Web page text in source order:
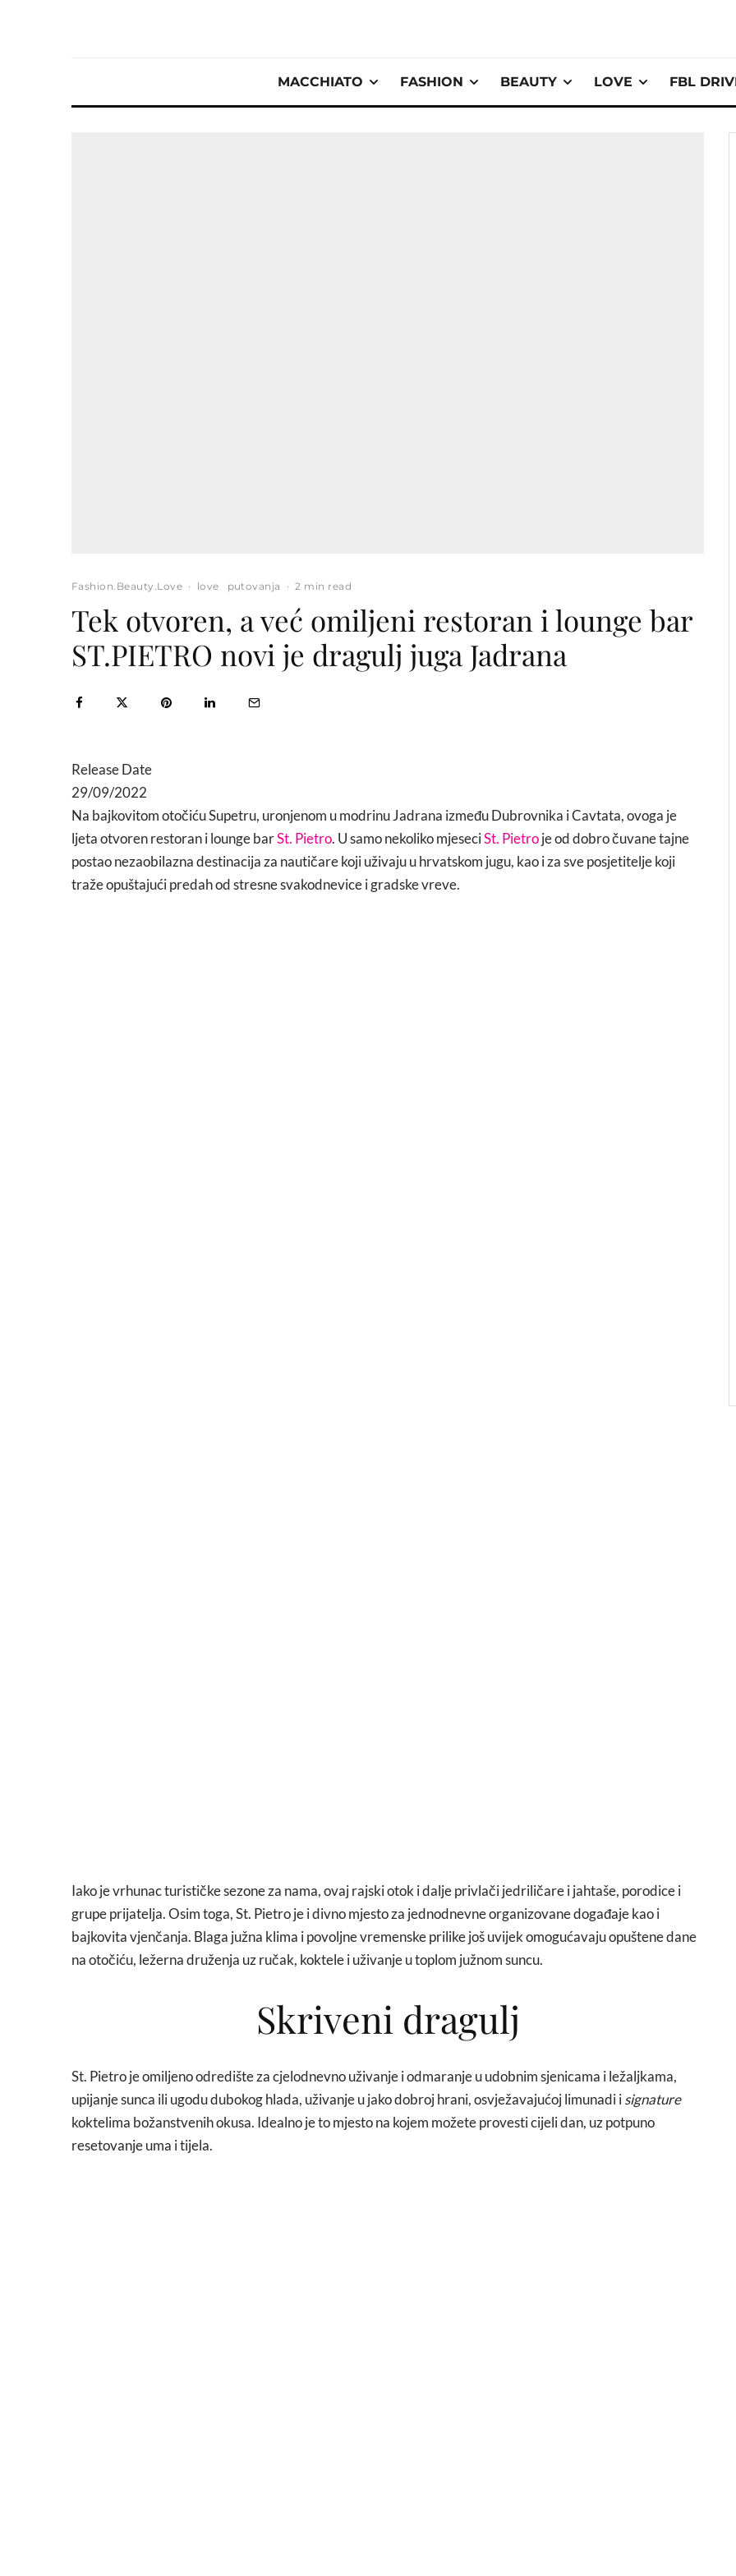
MACCHIATO FASHION BEAUTY LOVE FBL
Fashion.Beauty.Love · love putovanja · 2 min read
Tek otvoren, a već omiljeni restoran i lounge bar
ST.PIETRO novi je dragulj juga Jadrana
Release Date
29/09/2022
Na bajkovitom otočiću Supetru, uronjenom u modrinu Jadrana između Dubrovnika i Cavtata, ovoga je
ljeta otvoren restoran i lounge barSt. Pietro. U samo nekoliko mjeseciSt. Pietroje od dobro čuvane tajne
postao nezaobilazna destinacija za nautičare koji uživaju u hrvatskom jugu, kao i za sve posjetitelje koji
traže opuštajući predah od stresne svakodnevice i gradske vreve.
Iako je vrhunac turističke sezone za nama, ovaj rajski otok i dalje privlači jedriličare i jahtaše, porodice i
grupe prijatelja. Osim toga, St. Pietro je i divno mjesto za jednodnevne organizovane događaje kao i
bajkovita vjenčanja. Blaga južna klima i povoljne vremenske prilike još uvijek omogućavaju opuštene dane
na otočiću, ležerna druženja uz ručak, koktele i uživanje u toplom južnom suncu.
Skriveni dragulj
St. Pietro je omiljeno odredište za cjelodnevno uživanje i odmaranje u udobnim sjenicama i ležaljkama,
upijanje sunca ili ugodu dubokog hlada, uživanje u jako dobroj hrani, osvježavajućoj limunadi isignature
koktelima božanstvenih okusa. Idealno je to mjesto na kojem možete provesti cijeli dan, uz potpuno
resetovanje uma i tijela.